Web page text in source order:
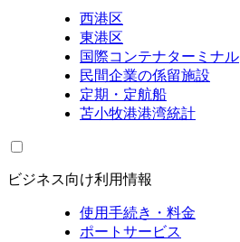
西港区
東港区
国際コンテナターミナル
民間企業の係留施設
定期・定航船
苫小牧港港湾統計
ビジネス向け利用情報
使用手続き・料金
ポートサービス